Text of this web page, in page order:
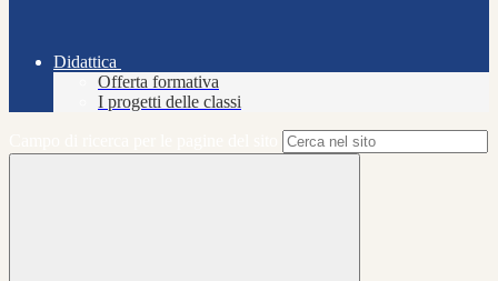
Didattica
Offerta formativa
I progetti delle classi